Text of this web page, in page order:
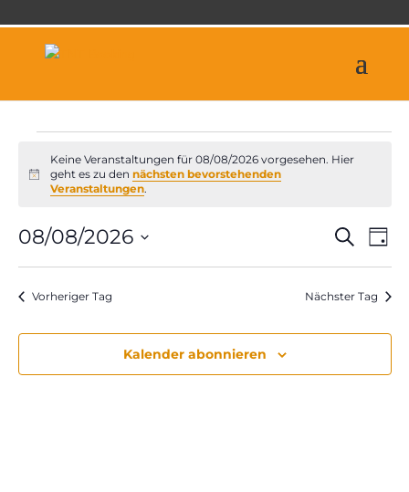
Veranstaltungen
für
08/08/2026
Hinweis
Keine Veranstaltungen für 08/08/2026 vorgesehen. Hier
geht es zu den nächsten bevorstehenden
Veranstaltungen.
Suche
Tag
08/08/2026
Vorheriger Tag Nächster Tag
Kalender abonnieren